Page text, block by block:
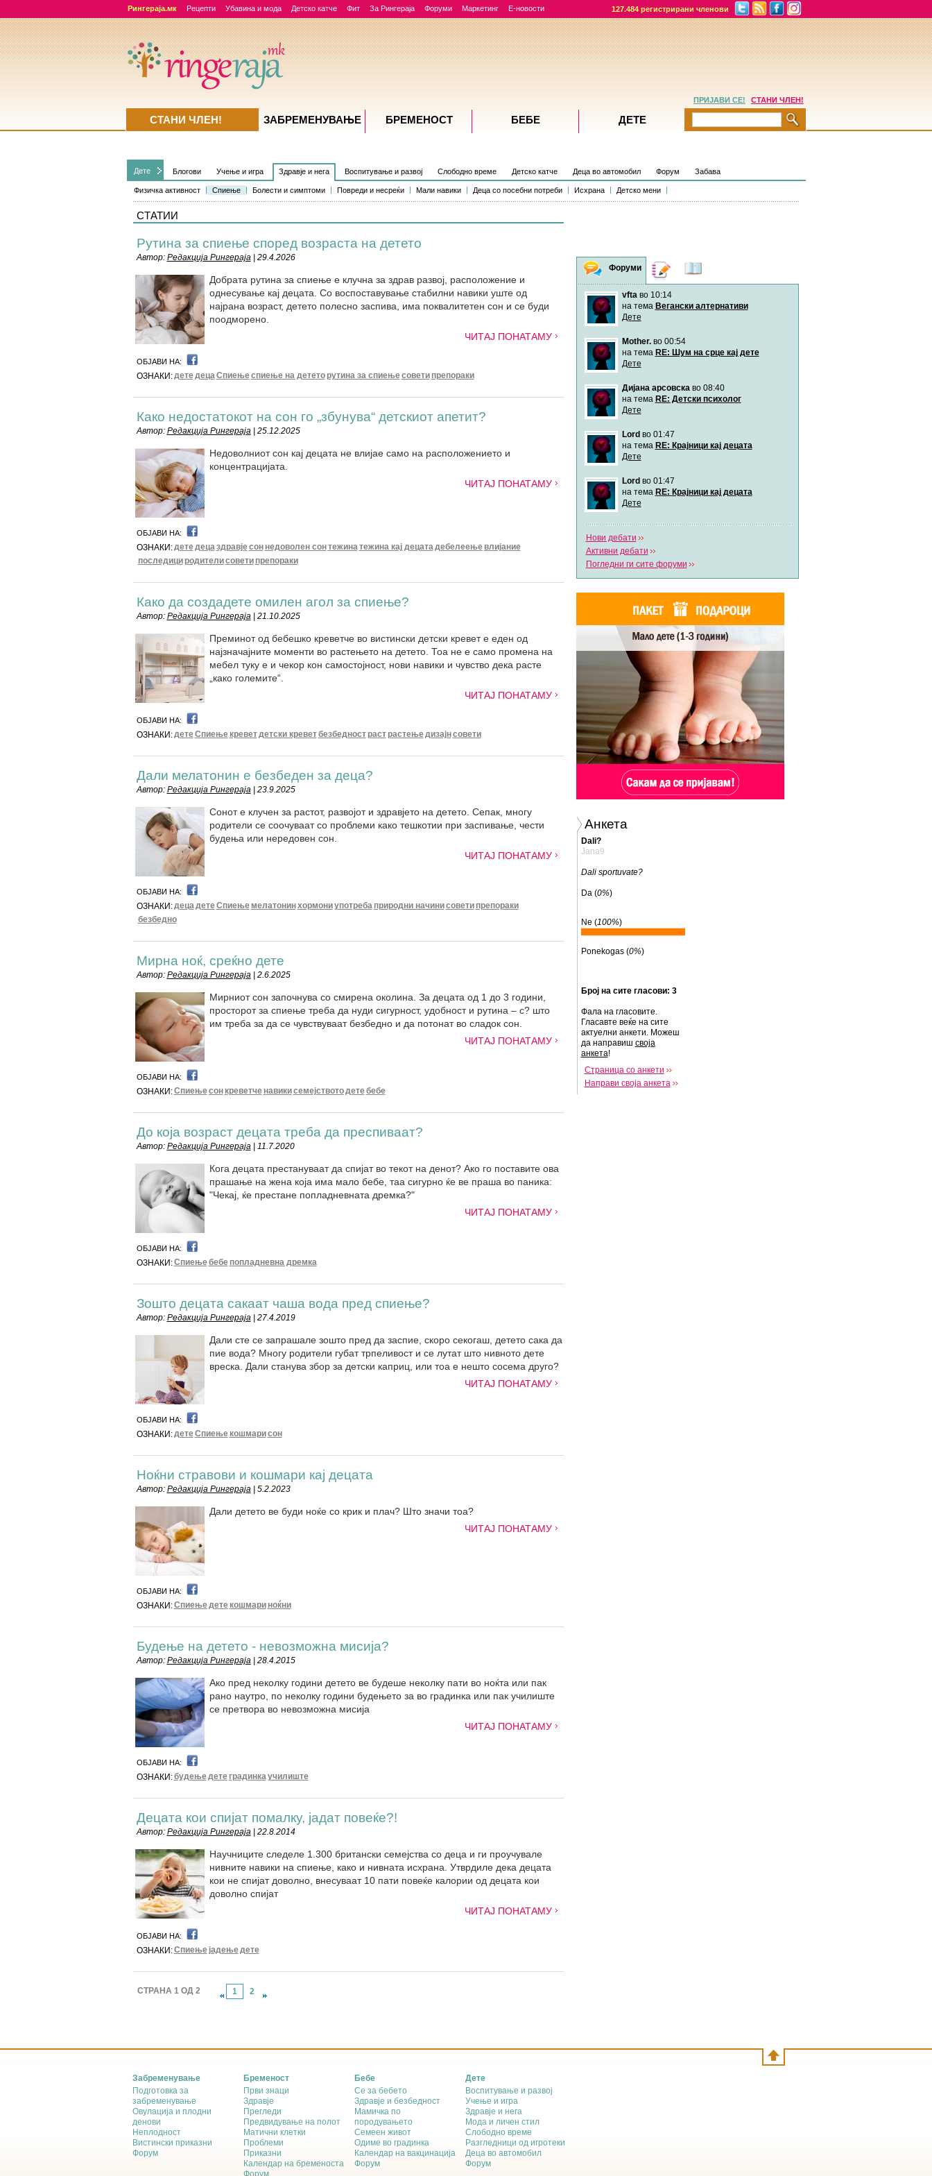
Рингераја.мк Рецепти Убавина и мода Детско катче Фит За Рингераја Форуми Маркетинг Е-новости 127.484 регистрирани членови
Дете Блогови Учење и игра Здравје и нега
Физичка активност Спиење Болести и симптоми Повреди и несреќи Мали навики Деца со посебни потреби Исхрана Детско мени
Воспитување и развој Слободно време Детско катче Деца во автомобил Форум Забава
СТАТИИ
Рутина за спиење според возраста на детето
Автор: Редакција Рингераја| 29.4.2026
Добрата рутина за спиење е клучна за здрав развој, расположение и
однесување кај децата. Со воспоставување стабилни навики уште од
најрана возраст, детето полесно заспива, има поквалитетен сон и се буди
поодморено.
ЧИТАЈ ПОНАТАМУ
ОБЈАВИ НА:
ОЗНАКИ:детедецаСпиењеспиење на детето рутина за спиењесовети препораки
Како недостатокот на сон го „збунува“ детскиот апетит?
Автор: Редакција Рингераја| 25.12.2025
Недоволниот сон кај децата не влијае само на расположението и
концентрацијата.
ЧИТАЈ ПОНАТАМУ
ОБЈАВИ НА:
ОЗНАКИ:детедецаздравјесон недоволен сонтежинатежина кај децатадебелеење влијание
последици родителисовети препораки
Како да создадете омилен агол за спиење?
Автор: Редакција Рингераја| 21.10.2025
Преминот од бебешко креветче во вистински детски кревет е еден од
најзначајните моменти во растењето на детето. Тоа не е само промена на
мебел туку е и чекор кон самостојност, нови навики и чувство дека расте
„како големите“.
ЧИТАЈ ПОНАТАМУ
ОБЈАВИ НА:
ОЗНАКИ:детеСпиење креветдетски креветбезбедност раст растењедизајнсовети
Дали мелатонин е безбеден за деца?
Автор: Редакција Рингераја| 23.9.2025
Сонот е клучен за растот, развојот и здравјето на детето. Сепак, многу
родители се соочуваат со проблеми како тешкотии при заспивање, чести
будења или нередовен сон.
ЧИТАЈ ПОНАТАМУ
ОБЈАВИ НА:
ОЗНАКИ:децадетеСпиење мелатонинхормониупотреба природни начинисовети препораки
безбедно
Мирна ноќ, среќно дете
Автор: Редакција Рингераја| 2.6.2025
Мирниот сон започнува со смирена околина. За децата од 1 до 3 години,
просторот за спиење треба да нуди сигурност, удобност и рутина – с? што
им треба за да се чувствуваат безбедно и да потонат во сладок сон.
ЧИТАЈ ПОНАТАМУ
ОБЈАВИ НА:
ОЗНАКИ:Спиењесон креветче навикисемејствотодетебебе
До која возраст децата треба да преспиваат?
Автор: Редакција Рингераја| 11.7.2020
Кога децата престануваат да спијат во текот на денот? Ако го поставите ова
прашање на жена која има мало бебе, таа сигурно ќе ве праша во паника:
"Чекај, ќе престане попладневната дремка?"
ЧИТАЈ ПОНАТАМУ
ОБЈАВИ НА:
ОЗНАКИ:Спиењебебе попладневна дремка
Зошто децата сакаат чаша вода пред спиење?
Автор: Редакција Рингераја| 27.4.2019
Дали сте се запрашале зошто пред да заспие, скоро секогаш, детето сака да
пие вода? Многу родители губат трпеливост и се лутат што нивното дете
вреска. Дали станува збор за детски каприц, или тоа е нешто сосема друго?
ЧИТАЈ ПОНАТАМУ
ОБЈАВИ НА:
ОЗНАКИ:детеСпиење кошмарисон
Ноќни стравови и кошмари кај децата
Автор: Редакција Рингераја| 5.2.2023
Дали детето ве буди ноќе со крик и плач? Што значи тоа?
ЧИТАЈ ПОНАТАМУ
ОБЈАВИ НА:
ОЗНАКИ:Спиењедете кошмари ноќни
Будење на детето - невозможна мисија?
Автор: Редакција Рингераја| 28.4.2015
Ако пред неколку години детето ве будеше неколку пати во ноќта или пак
рано наутро, по неколку години будењето за во градинка или пак училиште
се претвора во невозможна мисија
ЧИТАЈ ПОНАТАМУ
ОБЈАВИ НА:
ОЗНАКИ:будењедете градинкаучилиште
Децата кои спијат помалку, јадат повеќе?!
Автор: Редакција Рингераја| 22.8.2014
Научниците следеле 1.300 британски семејства со деца и ги проучувале
нивните навики на спиење, како и нивната исхрана. Утврдиле дека децата
кои не спијат доволно, внесуваат 10 пати повеќе калории од децата кои
доволно спијат
ЧИТАЈ ПОНАТАМУ
ОБЈАВИ НА:
ОЗНАКИ:Спиење јадењедете
СТРАНА 1 ОД 2 1 2
Форуми Дневници
vftaво 10:14
на тема Вегански алтернативи
Дете
Mother.во 00:54
на тема RE: Шум на срце кај дете
Дете
Дијана арсовскаво 08:40
на тема RE: Детски психолог
Дете
Lord во 01:47
на тема RE: Крајници кај децата
Дете
Lord во 01:47
на тема RE: Крајници кај децата
Дете
Нови дебати
Активни дебати
Погледни ги сите форуми
Анкета
Dali?
Jana9
Dali sportuvate?
Da (0%)
Ne (100%)
Ponekogas (0%)
Број на сите гласови: 3
Фала на гласовите.
Гласавте веќе на сите
актуелни анкети. Можеш
да направиш своја
анкета!
Страница со анкети
Направи своја анкета
ПРИЈАВИ СЕ! СТАНИ ЧЛЕН!
СТАНИ ЧЛЕН! ЗАБРЕМЕНУВАЊE БРЕМЕНОСТ БЕБЕ ДЕТЕ
Забременување
Подготовка за
забременување
Овулација и плодни
денови
Неплодност
Вистински приказни
Форум
Бременост
Први знаци
Здравје
Прегледи
Предвидување на полот
Матични клетки
Проблеми
Приказни
Календар на бременоста
Форум
Бебе
Се за бебето
Здравје и безбедност
Мамичка по
породувањето
Семеен живот
Одиме во градинка
Календар на вакцинација
Форум
Дете
Воспитување и развој
Учење и игра
Здравје и нега
Мода и личен стил
Слободно време
Разгледници од игротеки
Деца во автомобил
Форум